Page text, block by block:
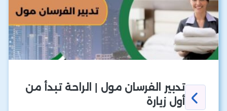
تدبير الفرسان مول | الراحة تبدأ من
أول زيارة